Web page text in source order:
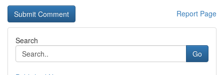
Report Page
Search
Go